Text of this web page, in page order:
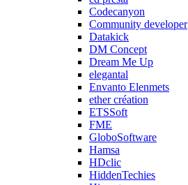
Codecanyon
Community developer
Datakick
DM Concept
Dream Me Up
elegantal
Envanto Elenmets
ether création
ETSSoft
FME
GloboSoftware
Hamsa
HDclic
HiddenTechies